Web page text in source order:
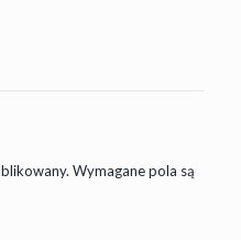
Wymagane pola są